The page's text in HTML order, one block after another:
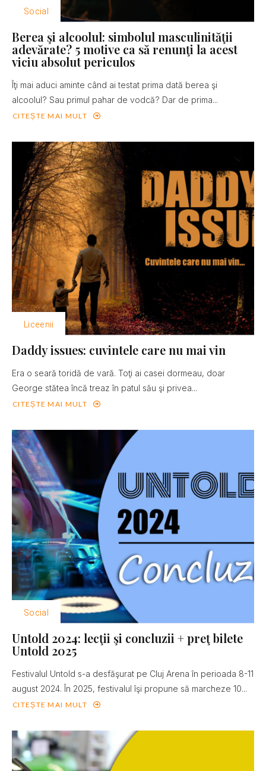
Social
Berea şi alcoolul: simbolul masculinităţii
adevărate? 5 motive ca să renunţi la acest
viciu absolut periculos
Îţi mai aduci aminte când ai testat prima dată berea şi
alcoolul? Sau primul pahar de vodcă? Dar de prima...
CITEȘTE MAI MULT
Liceenii
Daddy issues: cuvintele care nu mai vin
Era o seară toridă de vară. Toţi ai casei dormeau, doar
George stătea încă treaz în patul său şi privea...
CITEȘTE MAI MULT
Social
Untold 2024: lecţii şi concluzii + preţ bilete
Untold 2025
Festivalul Untold s-a desfăşurat pe Cluj Arena în perioada 8-11
august 2024. În 2025, festivalul îşi propune să marcheze 10...
CITEȘTE MAI MULT